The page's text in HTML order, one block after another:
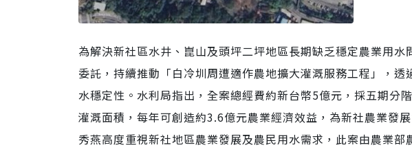
為解決新社區水井、崑山及頭坪二坪地區長期缺乏穩定農業用
委託，持續推動「白冷圳周遭適作農地擴大灌溉服務工程」，
水穩定性。水利局指出，全案總經費約新台幣5億元，採五期分
灌溉面積，每年可創造約3.6億元農業經濟效益，為新社農業發
秀燕高度重視新社地區農業發展及農民用水需求，此案由農業